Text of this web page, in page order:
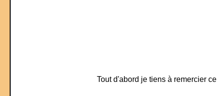
Tout d'abord je tiens à remercier